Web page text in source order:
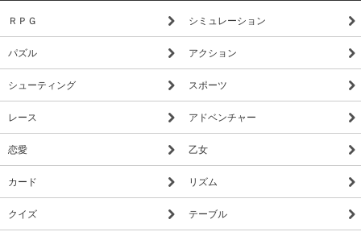
ＲＰＧ シミュレーション
パズル アクション
シューティング スポーツ
レース アドベンチャー
恋愛 乙女
カード リズム
クイズ テーブル